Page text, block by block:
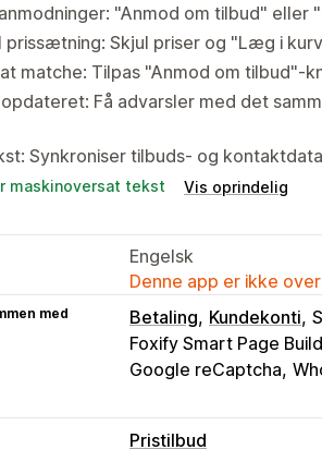
"Anmod om tilbud" eller
prissætning: Skjul priser og "Læg i
matche: Tilpas "Anmod om tilbud"-
Få advarsler med det
Synkroniser tilbuds- og
maskinoversat tekst Vis oprindelig
Engelsk
Denne app er ikke
med Betaling Kundekonti
Foxify Smart Page
Google reCaptcha
Pristilbud